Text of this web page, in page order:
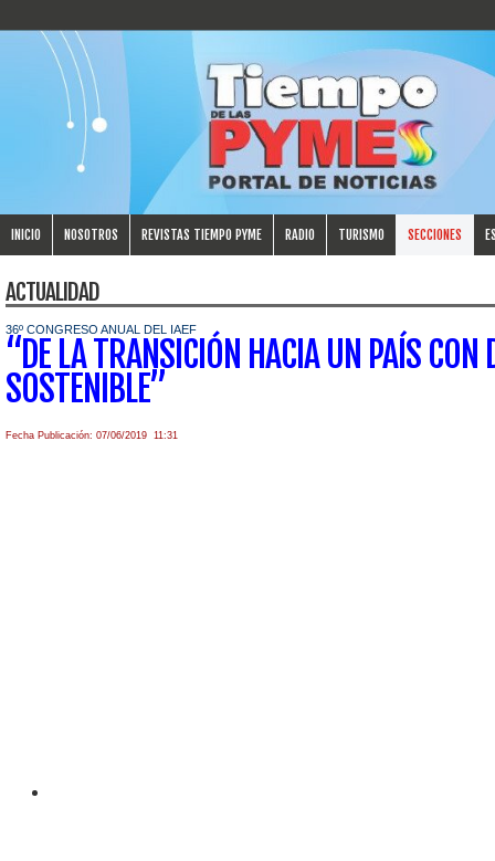
INICIO NOSOTROS REVISTAS TIEMPO PYME RADIO TURISMO SECCIONES
ACTUALIDAD
36º CONGRESO ANUAL DEL IAEF
“DE LA TRANSICIÓN HACIA UN PAÍS CON
SOSTENIBLE”
Fecha Publicación: 07/06/2019 11:31